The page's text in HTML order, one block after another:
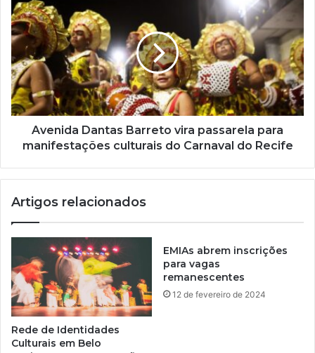
m
a
i
l
Avenida Dantas Barreto vira passarela para
manifestações culturais do Carnaval do Recife
Artigos relacionados
Rede de Identidades
Culturais em Belo
EMIAs abrem inscrições
para vagas
remanescentes
12 de fevereiro de 2024